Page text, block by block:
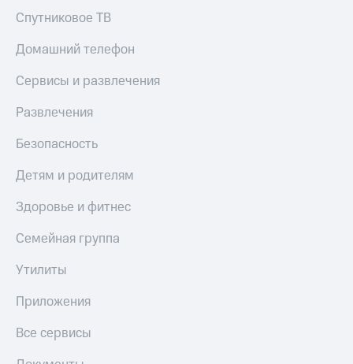
Спутниковое ТВ
Домашний телефон
Сервисы и развлечения
Развлечения
Безопасность
Детям и родителям
Здоровье и фитнес
Семейная группа
Утилиты
Приложения
Все сервисы